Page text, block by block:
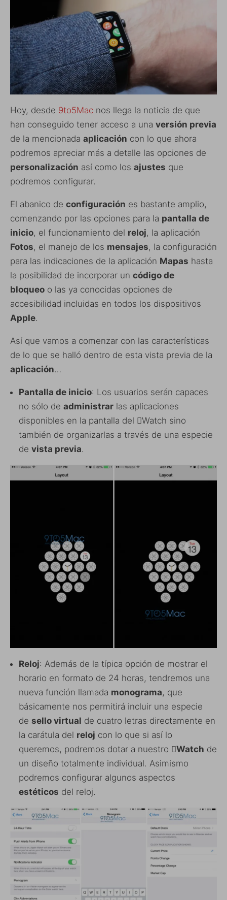
Hoy, desde 9to5Mac nos llega la noticia de que
han conseguido tener acceso a una versión previa
de la mencionada aplicación con lo que ahora
podremos apreciar más a detalle las opciones de
personalización así como los ajustes que
podremos configurar.
El abanico de configuración es bastante amplio,
comenzando por las opciones para la pantalla de
inicio, el funcionamiento del reloj, la aplicación
Fotos, el manejo de los mensajes, la configuración
para las indicaciones de la aplicación Mapas hasta
la posibilidad de incorporar un código de
bloqueo o las ya conocidas opciones de
accesibilidad incluidas en todos los dispositivos
Apple.
Así que vamos a comenzar con las características
de lo que se halló dentro de esta vista previa de la
aplicación…
Pantalla de inicio: Los usuarios serán capaces
no sólo de administrar las aplicaciones
disponibles en la pantalla del Watch sino
también de organizarlas a través de una especie
de vista previa.
Reloj: Además de la típica opción de mostrar el
horario en formato de 24 horas, tendremos una
nueva función llamada monograma, que
básicamente nos permitirá incluir una especie
de sello virtual de cuatro letras directamente en
la carátula del reloj con lo que si así lo
queremos, podremos dotar a nuestro Watch de
un diseño totalmente individual. Asimismo
podremos configurar algunos aspectos
estéticos del reloj.